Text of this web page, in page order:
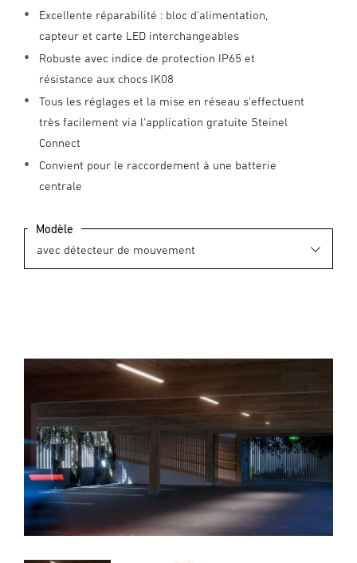
Excellente réparabilité : bloc d'alimentation,
capteur et carte LED interchangeables
Robuste avec indice de protection IP65 et
résistance aux chocs IK08
Tous les réglages et la mise en réseau s'effectuent
très facilement via l'application gratuite Steinel
Connect
Convient pour le raccordement à une batterie
centrale
Modèle